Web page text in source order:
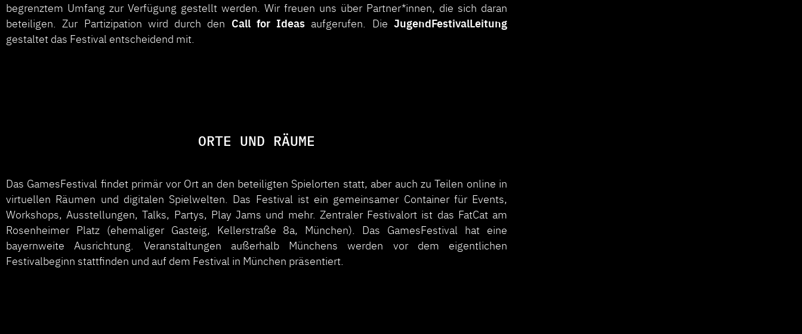
begrenztem Umfang zur Verfügung gestellt werden. Wir freuen uns über Partner*innen, die sich daran
beteiligen. Zur Partizipation wird durch den Call for Ideas aufgerufen. DieJugendFestivalLeitung
gestaltet das Festival entscheidend mit.
ORTE UND RÄUME
Das GamesFestival findet primär vor Ort an den beteiligten Spielorten statt, aber auch zu Teilen online in
virtuellen Räumen und digitalen Spielwelten. Das Festival ist ein gemeinsamer Container für Events,
Workshops, Ausstellungen, Talks, Partys, Play Jams und mehr. Zentraler Festivalort ist das FatCat am
Rosenheimer Platz (ehemaliger Gasteig, Kellerstraße 8a, München). Das GamesFestival hat eine
bayernweite Ausrichtung. Veranstaltungen außerhalb Münchens werden vor dem eigentlichen
Festivalbeginn stattfinden und auf dem Festival in München präsentiert.